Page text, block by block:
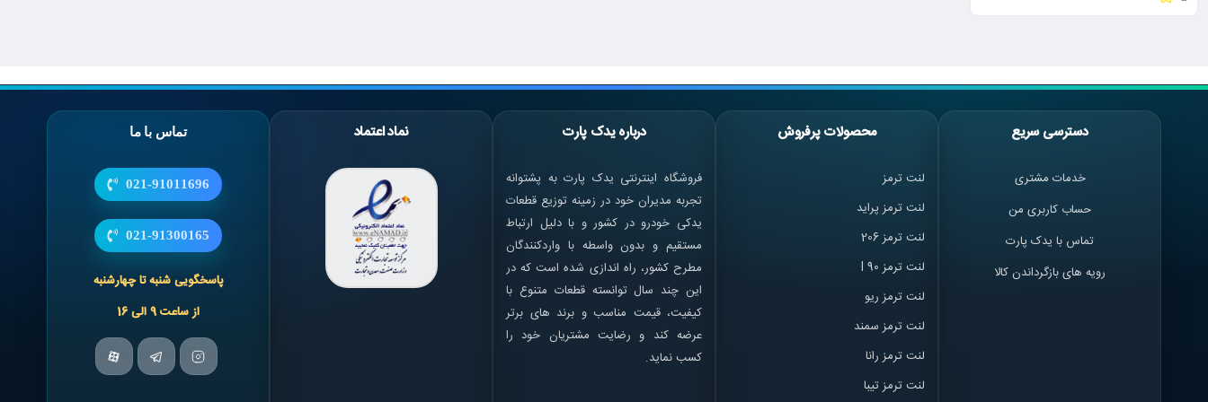
دسترسی سریع
خدمات مشتری
حساب کاربری من
تماس با یدک پارت
رویه های بازگرداندن کالا
محصولات پرفروش
لنت ترمز
لنت ترمز پراید
لنت ترمز 206
لنت ترمز l 90
لنت ترمز ریو
لنت ترمز سمند
لنت ترمز رانا
لنت ترمز تیبا
درباره یدک پارت
فروشگاه اینترنتی یدک پارت به پشتوانه
تجربه مدیران خود در زمینه توزیع قطعات
یدکی خودرو در کشور و با دلیل ارتباط
مستقیم و بدون واسطه با واردکنندگان
مطرح کشور، راه اندازی شده است که در
این چند سال توانسته قطعات متنوع با
کیفیت، قیمت مناسب و برند های برتر
عرضه کند و رضایت مشتریان خود را
کسب نماید.
نماد اعتماد تماس با ما
021-91011696
021-91300165
پاسخگویی شنبه تا چهارشنبه
از ساعت 9 الی 16